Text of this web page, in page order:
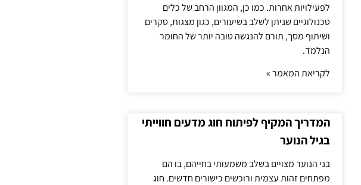
לפעילויות אחרות. כמו כן, המגוון הרחב של כלים
טכנולוגיים שניתן לשלב בשיעורים, כגון מצגות, סקרים
ושיתוף מסך, תורם להנגשה טובה יותר של החומר
הנלמד.
לקריאת המאמר »
המדריך המקיף לפיתוח חוג מדעים חווייתי
בגיל הנוער
בני הנוער מצויים בשלב משמעותי בחייהם, בו הם
מפתחים זהות עצמית ורוכשים כישורים חדשים. חוג